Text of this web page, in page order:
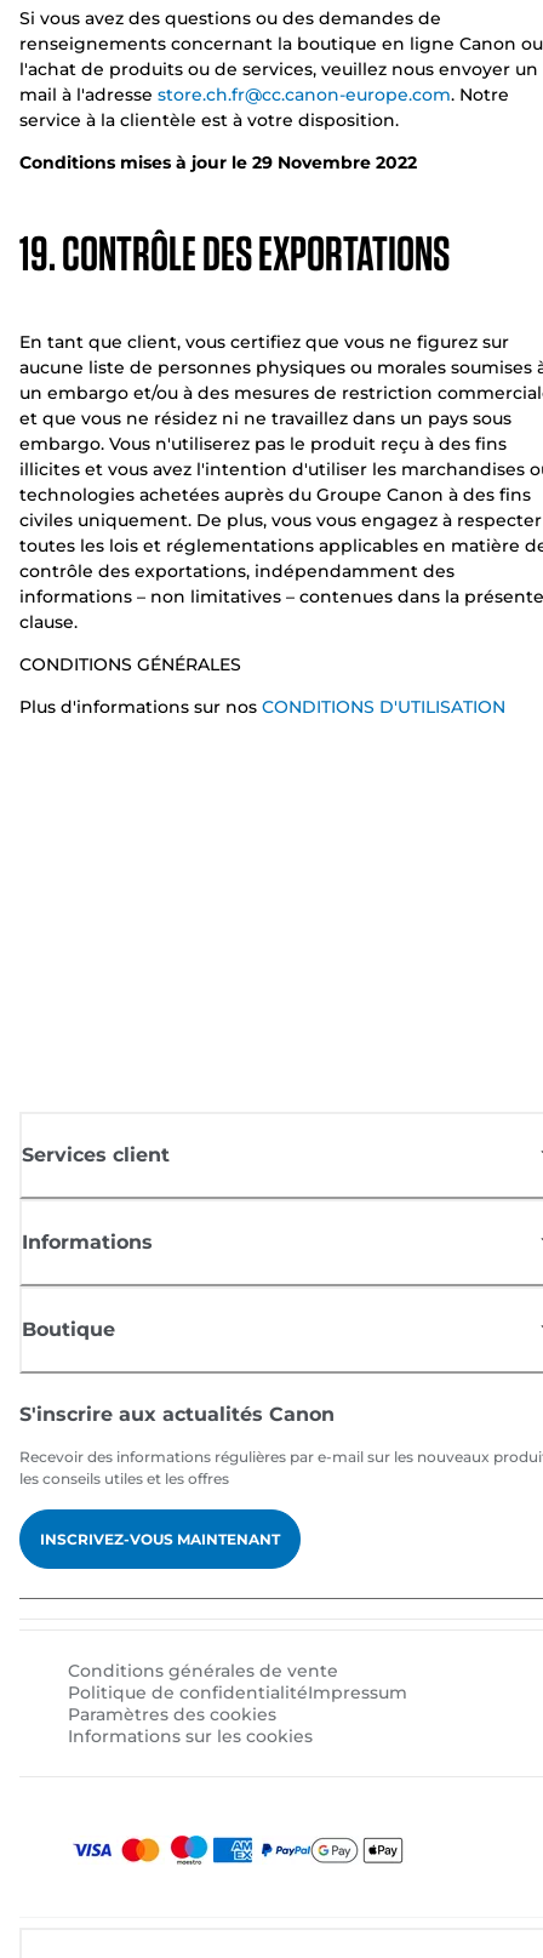
Si vous avez des questions ou des demandes de
renseignements concernant la boutique en ligne Canon ou
l'achat de produits ou de services, veuillez nous envoyer un
mail à l'adresse store.ch.fr@cc.canon-europe.com. Notre
service à la clientèle est à votre disposition.
Conditions mises à jour le 29 Novembre 2022
19. CONTRÔLE DES EXPORTATIONS
En tant que client, vous certifiez que vous ne figurez sur
aucune liste de personnes physiques ou morales soumises
un embargo et/ou à des mesures de restriction
et que vous ne résidez ni ne travaillez dans un pays sous
embargo. Vous n'utiliserez pas le produit reçu à des fins
illicites et vous avez l'intention d'utiliser les marchandises
technologies achetées auprès du Groupe Canon à des fins
civiles uniquement. De plus, vous vous engagez à respecter
toutes les lois et réglementations applicables en matière
contrôle des exportations, indépendamment des
informations – non limitatives – contenues dans la présente
clause.
CONDITIONS GÉNÉRALES
Plus d'informations sur nos CONDITIONS D'UTILISATION
Services client
Informations
Boutique
S'inscrire aux actualités Canon
Recevoir des informations régulières par e-mail sur les nouveaux
les conseils utiles et les offres
INSCRIVEZ-VOUS MAINTENANT
Conditions générales de vente
Politique de confidentialitéImpressum
Paramètres des cookies
Informations sur les cookies